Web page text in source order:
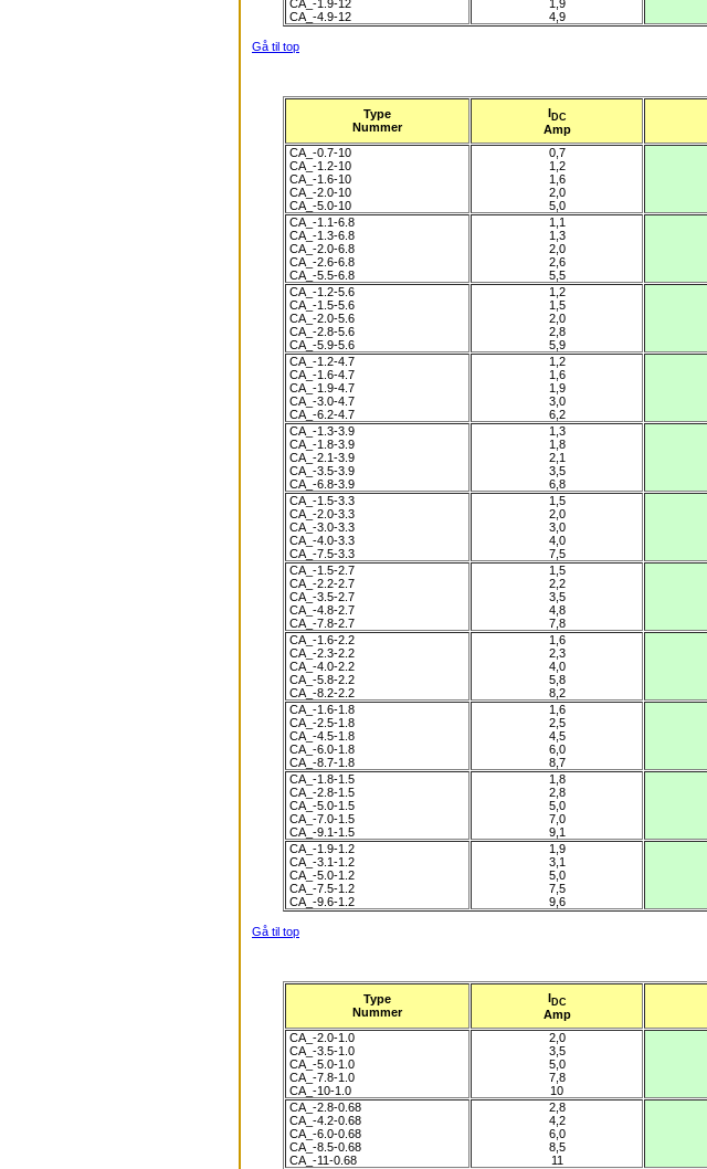
CA_-1.9-12
CA_-4.9-12
1,9
4,9
Gå til top
Type
Nummer
IDC
Amp
CA_-0.7-10
CA_-1.2-10
CA_-1.6-10
CA_-2.0-10
CA_-5.0-10
0,7
1,2
1,6
2,0
5,0
CA_-1.1-6.8
CA_-1.3-6.8
CA_-2.0-6.8
CA_-2.6-6.8
CA_-5.5-6.8
1,1
1,3
2,0
2,6
5,5
CA_-1.2-5.6
CA_-1.5-5.6
CA_-2.0-5.6
CA_-2.8-5.6
CA_-5.9-5.6
1,2
1,5
2,0
2,8
5,9
CA_-1.2-4.7
CA_-1.6-4.7
CA_-1.9-4.7
CA_-3.0-4.7
CA_-6.2-4.7
1,2
1,6
1,9
3,0
6,2
CA_-1.3-3.9
CA_-1.8-3.9
CA_-2.1-3.9
CA_-3.5-3.9
CA_-6.8-3.9
1,3
1,8
2,1
3,5
6,8
CA_-1.5-3.3
CA_-2.0-3.3
CA_-3.0-3.3
CA_-4.0-3.3
CA_-7.5-3.3
1,5
2,0
3,0
4,0
7,5
CA_-1.5-2.7
CA_-2.2-2.7
CA_-3.5-2.7
CA_-4.8-2.7
CA_-7.8-2.7
1,5
2,2
3,5
4,8
7,8
CA_-1.6-2.2
CA_-2.3-2.2
CA_-4.0-2.2
CA_-5.8-2.2
CA_-8.2-2.2
1,6
2,3
4,0
5,8
8,2
CA_-1.6-1.8
CA_-2.5-1.8
CA_-4.5-1.8
CA_-6.0-1.8
CA_-8.7-1.8
1,6
2,5
4,5
6,0
8,7
CA_-1.8-1.5
CA_-2.8-1.5
CA_-5.0-1.5
CA_-7.0-1.5
CA_-9.1-1.5
1,8
2,8
5,0
7,0
9,1
CA_-1.9-1.2
CA_-3.1-1.2
CA_-5.0-1.2
CA_-7.5-1.2
CA_-9.6-1.2
1,9
3,1
5,0
7,5
9,6
Gå til top
Type
Nummer
IDC
Amp
CA_-2.0-1.0
CA_-3.5-1.0
CA_-5.0-1.0
CA_-7.8-1.0
CA_-10-1.0
2,0
3,5
5,0
7,8
10
CA_-2.8-0.68
CA_-4.2-0.68
CA_-6.0-0.68
CA_-8.5-0.68
CA_-11-0.68
2,8
4,2
6,0
8,5
11